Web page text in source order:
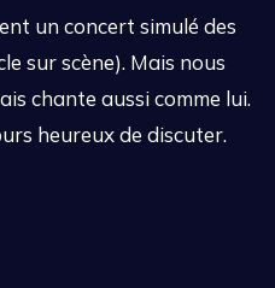
un concert simulé des
sur scène). Mais nous
chante aussi comme lui.
heureux de discuter.